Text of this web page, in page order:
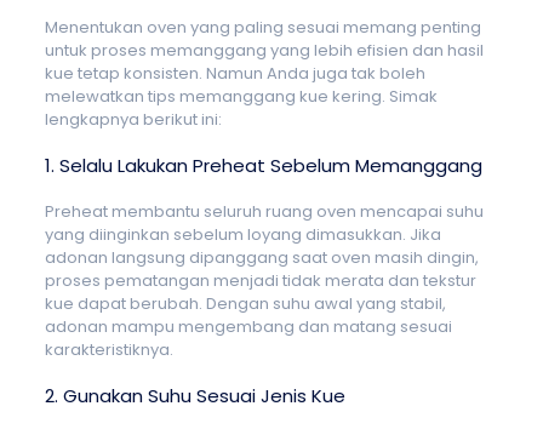
Menentukan oven yang paling sesuai memang penting
untuk proses memanggang yang lebih efisien dan hasil
kue tetap konsisten. Namun Anda juga tak boleh
melewatkan tips memanggang kue kering. Simak
lengkapnya berikut ini:
1. Selalu Lakukan Preheat Sebelum Memanggang
Preheat membantu seluruh ruang oven mencapai suhu
yang diinginkan sebelum loyang dimasukkan. Jika
adonan langsung dipanggang saat oven masih dingin,
proses pematangan menjadi tidak merata dan tekstur
kue dapat berubah. Dengan suhu awal yang stabil,
adonan mampu mengembang dan matang sesuai
karakteristiknya.
2. Gunakan Suhu Sesuai Jenis Kue